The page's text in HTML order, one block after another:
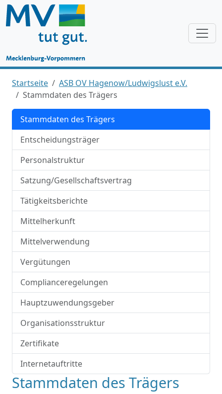
Startseite
ASB OV Hagenow/Ludwigslust e.V.
Stammdaten des Trägers
Stammdaten des Trägers
Entscheidungsträger
Personalstruktur
Satzung/Gesellschaftsvertrag
Tätigkeitsberichte
Mittelherkunft
Mittelverwendung
Vergütungen
Complianceregelungen
Hauptzuwendungsgeber
Organisationsstruktur
Zertifikate
Internetauftritte
Stammdaten des Trägers